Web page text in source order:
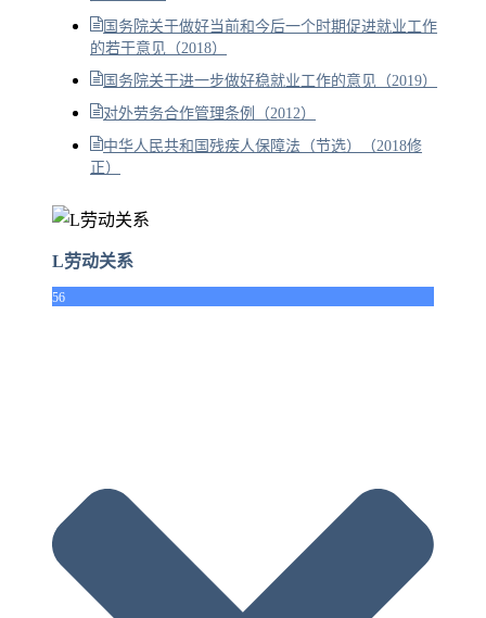
国务院关于做好当前和今后一个时期促进就业工作
的若干意见（2018）
国务院关于进一步做好稳就业工作的意见（2019）
对外劳务合作管理条例（2012）
中华人民共和国残疾人保障法（节选）（2018修
正）
L劳动关系
56